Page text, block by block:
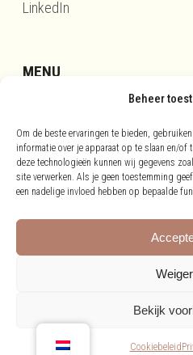
Beheer
Om de beste ervaringen te bieden,
informatie over je apparaat op te slaan en/of
deze technologieën kunnen wij gegevens
site verwerken. Als je geen toestemming
een nadelige invloed hebben op bepaalde
Bekijk
Cookiebeleid
LinkedIn
MENU
Disclaimer
Privacy
Cookies
©2026 Richardvanklooster